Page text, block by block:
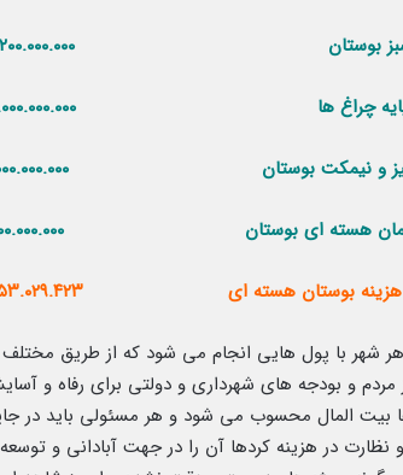
بوستان ۲۳.۲۰۰.۰۰۰.۰۰۰
پایه چراغ ها ۱۶.۰۰۰.۰۰۰.۰۰۰
و نیمکت بوستان ۳.۰۰۰.۰۰۰.۰۰۰
هسته ای بوستان ۳.۶۰۰.۰۰۰.۰۰۰
بوستان هسته ای ۲۹۸.۹۵۳.۰۲۹.۴۲۳
هر شهر با پول هایی انجام می شود که از طریق
مردم و بودجه های شهرداری و دولتی برای رفاه و
بیت المال محسوب می شود و هر مسئولی باید در
نظارت در هزینه کردها آن را در جهت آبادانی و